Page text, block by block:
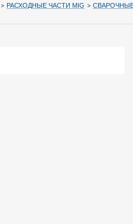
> РАСХОДНЫЕ ЧАСТИ MIG >